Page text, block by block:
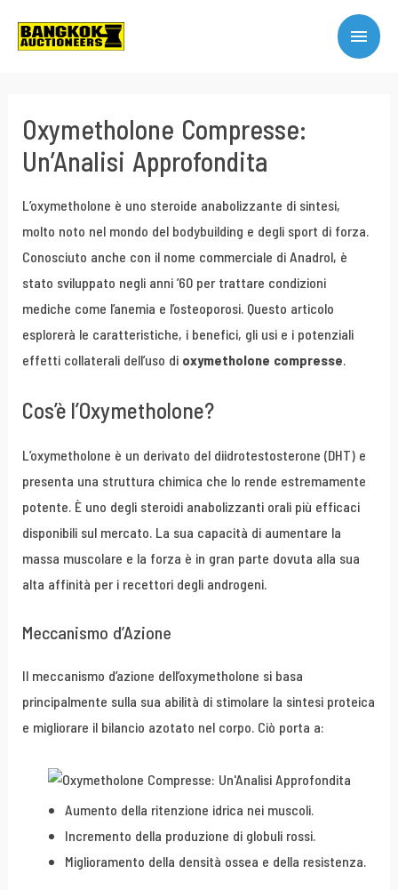
Oxymetholone Compresse:
Un’Analisi Approfondita
L’oxymetholone è uno steroide anabolizzante di sintesi,
molto noto nel mondo del bodybuilding e degli sport di forza.
Conosciuto anche con il nome commerciale di Anadrol, è
stato sviluppato negli anni ’60 per trattare condizioni
mediche come l’anemia e l’osteoporosi. Questo articolo
esplorerà le caratteristiche, i benefici, gli usi e i potenziali
effetti collaterali dell’uso di oxymetholone compresse.
Cos’è l’Oxymetholone?
L’oxymetholone è un derivato del diidrotestosterone (DHT) e
presenta una struttura chimica che lo rende estremamente
potente. È uno degli steroidi anabolizzanti orali più efficaci
disponibili sul mercato. La sua capacità di aumentare la
massa muscolare e la forza è in gran parte dovuta alla sua
alta affinità per i recettori degli androgeni.
Meccanismo d’Azione
Il meccanismo d’azione dell’oxymetholone si basa
principalmente sulla sua abilità di stimolare la sintesi proteica
e migliorare il bilancio azotato nel corpo. Ciò porta a:
Aumento della ritenzione idrica nei muscoli.
Incremento della produzione di globuli rossi.
Miglioramento della densità ossea e della resistenza.